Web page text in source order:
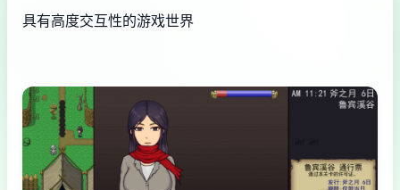
具有高度交互性的游戏世界